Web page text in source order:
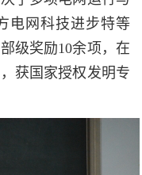
电网科技进步特等
级奖励10余项，在
获国家授权发明专